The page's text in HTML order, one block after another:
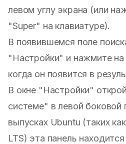
левом углу экрана (или
"Super" на клавиатуре).
В появившемся поле
"Настройки" и нажмите
когда он появится в
В окне "Настройки"
системе" в левой боковой
выпусках Ubuntu (таких
LTS) эта панель